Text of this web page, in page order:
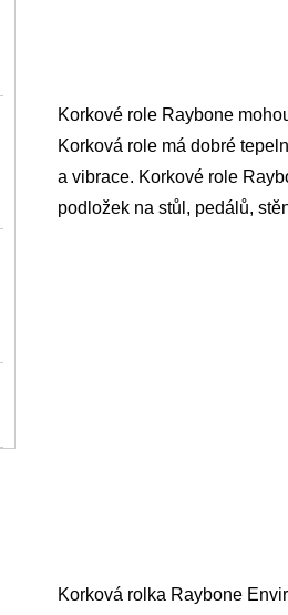
Korkové role Raybone
Korková role má dobré
a vibrace. Korkové role
podložek na stůl, pedálů,
Korková rolka Raybone